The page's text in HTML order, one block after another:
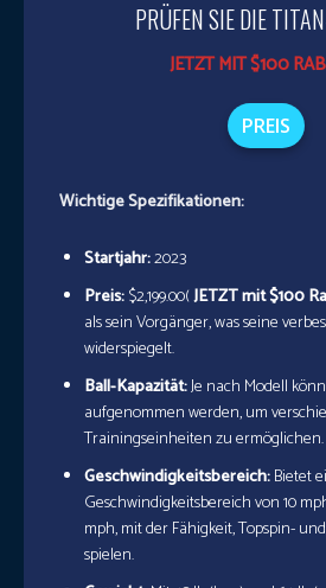
PRÜFEN SIE DIE
JETZT MIT $100
PREIS
Wichtige Spezifikationen:
Startjahr:2023
Preis:$2,199.00(JETZT mit $100
als sein Vorgänger, was seine
widerspiegelt.
Ball-Kapazität:Je nach Modell
aufgenommen werden, um
Trainingseinheiten zu ermöglichen.
Geschwindigkeitsbereich:Bietet
Geschwindigkeitsbereich von 10
mph, mit der Fähigkeit, Topspin-
spielen.